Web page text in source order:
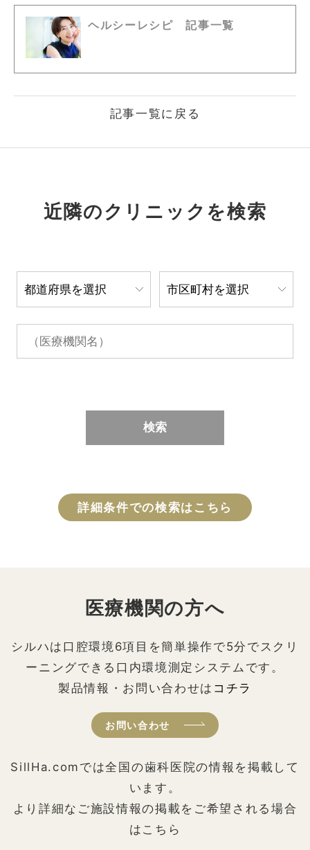
ヘルシーレシピ 記事一覧
記事一覧に戻る
近隣のクリニックを検索
検索
詳細条件での検索はこちら
医療機関の方へ
シルハは口腔環境6項目を簡単操作で5分でスクリ
ーニングできる口内環境測定システムです。
製品情報・お問い合わせは コチラ
お問い合わせ
SillHa.comでは全国の歯科医院の情報を掲載して
います。
より詳細なご施設情報の掲載をご希望される場合
はこちら